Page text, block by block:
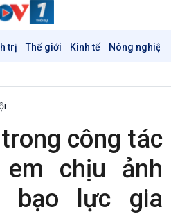
trị Thế giới Kinh tế Nông nghiệp
công tác
chịu ảnh
bạo lực gia